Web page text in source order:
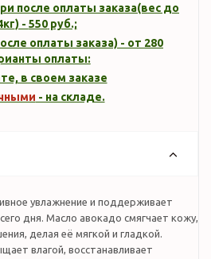
после оплаты заказа(вес до
) - 550руб.;
оплаты заказа) - от 280
оплаты:
в своем заказе
- на складе.
увлажнение и поддерживает
дня. Масло авокадо смягчает кожу,
делая её мягкой и гладкой.
влагой, восстанавливает